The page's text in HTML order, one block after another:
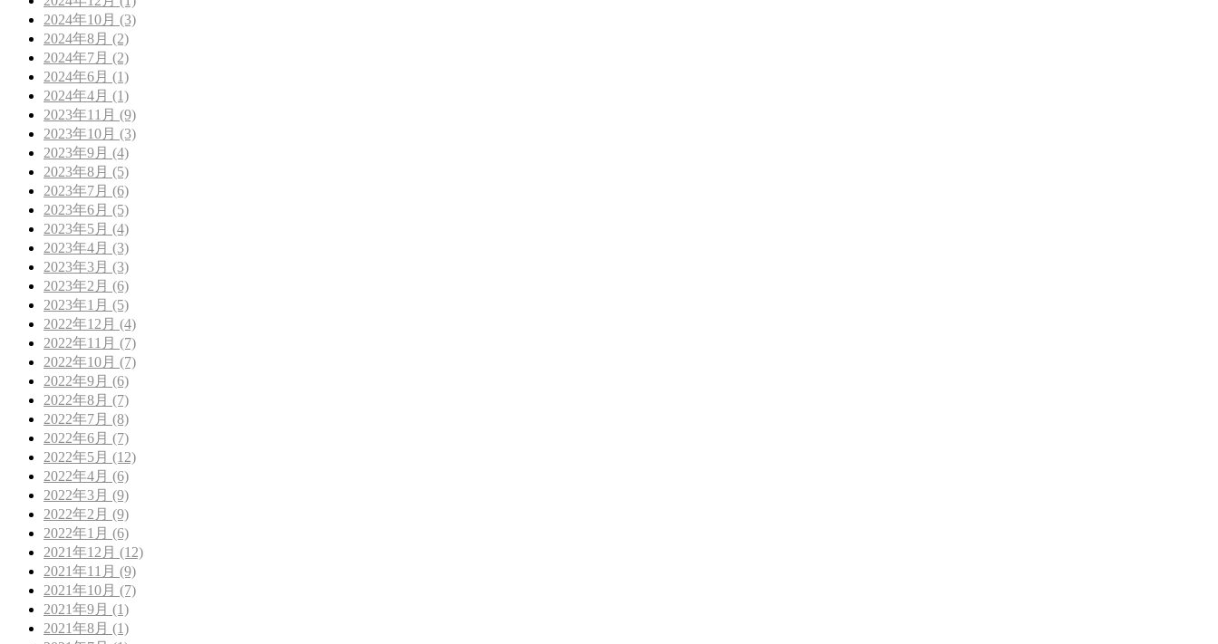
2024年10月 (3)
2024年8月 (2)
2024年7月 (2)
2024年6月 (1)
2024年4月 (1)
2023年11月 (9)
2023年10月 (3)
2023年9月 (4)
2023年8月 (5)
2023年7月 (6)
2023年6月 (5)
2023年5月 (4)
2023年4月 (3)
2023年3月 (3)
2023年2月 (6)
2023年1月 (5)
2022年12月 (4)
2022年11月 (7)
2022年10月 (7)
2022年9月 (6)
2022年8月 (7)
2022年7月 (8)
2022年6月 (7)
2022年5月 (12)
2022年4月 (6)
2022年3月 (9)
2022年2月 (9)
2022年1月 (6)
2021年12月 (12)
2021年11月 (9)
2021年10月 (7)
2021年9月 (1)
2021年8月 (1)